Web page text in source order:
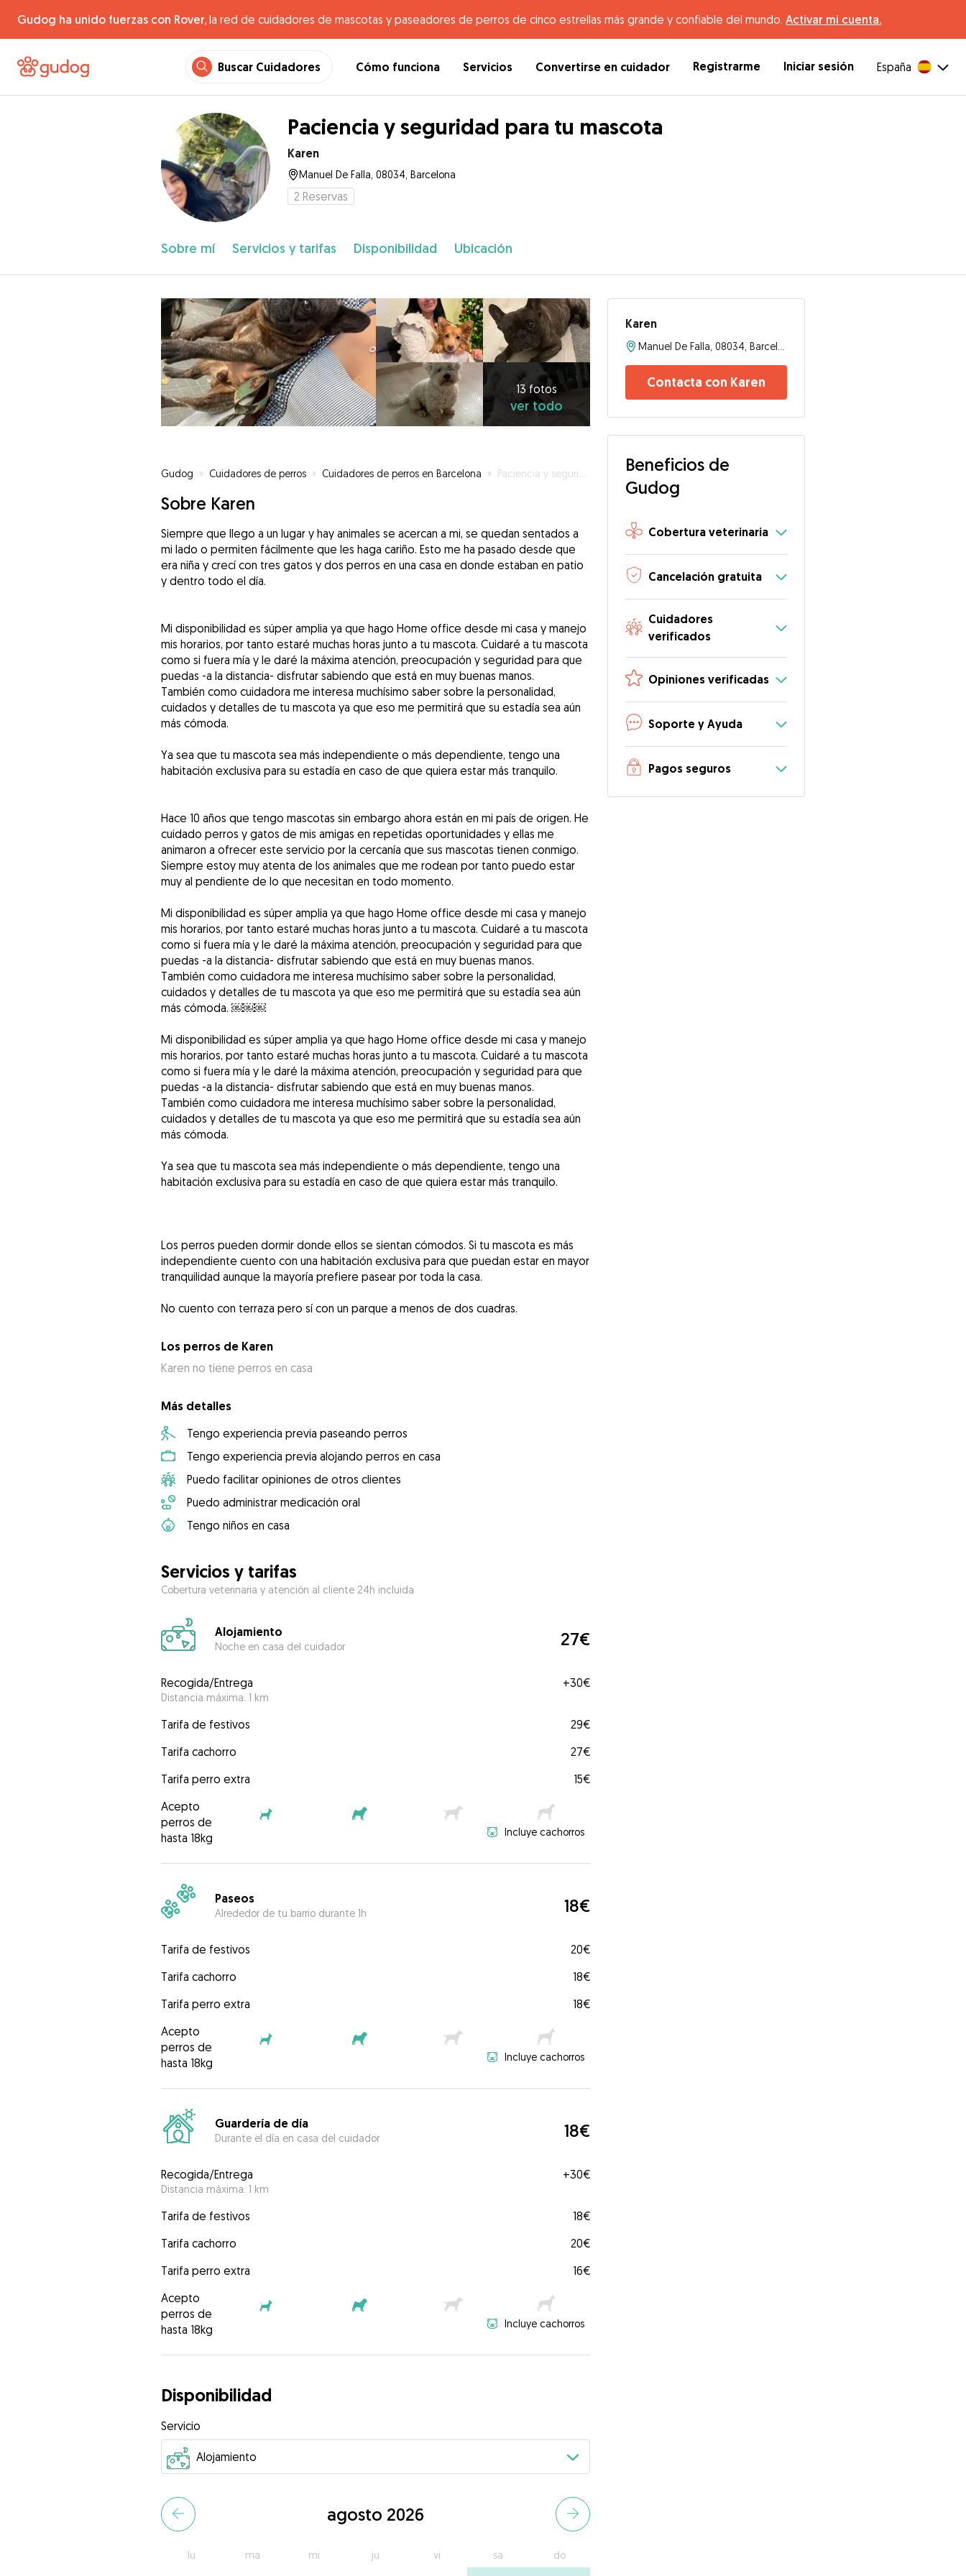
Gudog ha unido fuerzas con Rover, la red de cuidadores de mascotas y paseadores de perros de cinco estrellas más grande y confiable del mundo. Activar mi cuenta.
Buscar Cuidadores Cómo funciona Servicios Convertirse en cuidador Registrarme Iniciar sesión España
Paciencia y seguridad para tu mascota
Karen
Manuel De Falla, 08034, Barcelona
2 Reservas
Sobre mí Servicios y tarifas Disponibilidad Ubicación
13 fotos
ver todo
Gudog » Cuidadores de perros » Cuidadores de perros en Barcelona » Paciencia y seguridad para tu mascota
Sobre Karen
Siempre que llego a un lugar y hay animales se acercan a mi, se quedan sentados a
mi lado o permiten fácilmente que les haga cariño. Esto me ha pasado desde que
era niña y crecí con tres gatos y dos perros en una casa en donde estaban en patio
y dentro todo el día.
Mi disponibilidad es súper amplia ya que hago Home office desde mi casa y manejo
mis horarios, por tanto estaré muchas horas junto a tu mascota. Cuidaré a tu mascota
como si fuera mía y le daré la máxima atención, preocupación y seguridad para que
puedas -a la distancia- disfrutar sabiendo que está en muy buenas manos.
También como cuidadora me interesa muchísimo saber sobre la personalidad,
cuidados y detalles de tu mascota ya que eso me permitirá que su estadía sea aún
más cómoda.
Ya sea que tu mascota sea más independiente o más dependiente, tengo una
habitación exclusiva para su estadía en caso de que quiera estar más tranquilo.
Hace 10 años que tengo mascotas sin embargo ahora están en mi país de origen. He
cuidado perros y gatos de mis amigas en repetidas oportunidades y ellas me
animaron a ofrecer este servicio por la cercanía que sus mascotas tienen conmigo.
Siempre estoy muy atenta de los animales que me rodean por tanto puedo estar
muy al pendiente de lo que necesitan en todo momento.
Mi disponibilidad es súper amplia ya que hago Home office desde mi casa y manejo
mis horarios, por tanto estaré muchas horas junto a tu mascota. Cuidaré a tu mascota
como si fuera mía y le daré la máxima atención, preocupación y seguridad para que
puedas -a la distancia- disfrutar sabiendo que está en muy buenas manos.
También como cuidadora me interesa muchísimo saber sobre la personalidad,
cuidados y detalles de tu mascota ya que eso me permitirá que su estadía sea aún
más cómoda. ￼￼￼
Mi disponibilidad es súper amplia ya que hago Home office desde mi casa y manejo
mis horarios, por tanto estaré muchas horas junto a tu mascota. Cuidaré a tu mascota
como si fuera mía y le daré la máxima atención, preocupación y seguridad para que
puedas -a la distancia- disfrutar sabiendo que está en muy buenas manos.
También como cuidadora me interesa muchísimo saber sobre la personalidad,
cuidados y detalles de tu mascota ya que eso me permitirá que su estadía sea aún
más cómoda.
Ya sea que tu mascota sea más independiente o más dependiente, tengo una
habitación exclusiva para su estadía en caso de que quiera estar más tranquilo.
Los perros pueden dormir donde ellos se sientan cómodos. Si tu mascota es más
independiente cuento con una habitación exclusiva para que puedan estar en mayor
tranquilidad aunque la mayoría prefiere pasear por toda la casa.
No cuento con terraza pero sí con un parque a menos de dos cuadras.
Los perros de Karen
Karen no tiene perros en casa
Más detalles
Tengo experiencia previa paseando perros
Tengo experiencia previa alojando perros en casa
Puedo facilitar opiniones de otros clientes
Puedo administrar medicación oral
Tengo niños en casa
Servicios y tarifas
Cobertura veterinaria y atención al cliente 24h incluida
Alojamiento
Noche en casa del cuidador 27€
Recogida/Entrega
Distancia máxima: 1 km
+30€
Tarifa de festivos
29€
Tarifa cachorro
27€
Tarifa perro extra
15€
Acepto
perros de
hasta 18kg
Incluye cachorros
Paseos
Alrededor de tu barrio durante 1h 18€
Tarifa de festivos
20€
Tarifa cachorro
18€
Tarifa perro extra
18€
Acepto
perros de
hasta 18kg
Incluye cachorros
Guardería de día
Durante el día en casa del cuidador 18€
Recogida/Entrega
Distancia máxima: 1 km
+30€
Tarifa de festivos
18€
Tarifa cachorro
20€
Tarifa perro extra
16€
Acepto
perros de
hasta 18kg
Incluye cachorros
Disponibilidad
Servicio
agosto 2026
lu ma mi ju vi sa do
Karen
Contacta con Karen
Beneficios de
Gudog
Cobertura veterinaria
Cancelación gratuita
Cuidadores
verificados
Opiniones verificadas
Soporte y Ayuda
Pagos seguros